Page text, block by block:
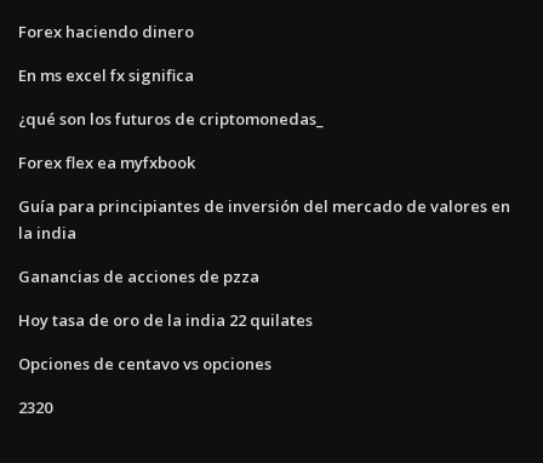
Forex haciendo dinero
En ms excel fx significa
¿qué son los futuros de criptomonedas_
Forex flex ea myfxbook
Guía para principiantes de inversión del mercado de valores en
la india
Ganancias de acciones de pzza
Hoy tasa de oro de la india 22 quilates
Opciones de centavo vs opciones
2320